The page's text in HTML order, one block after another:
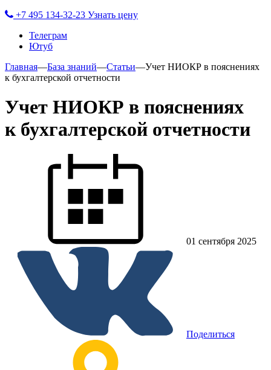
+7 495 134-32-23 Узнать цену
Телеграм
Ютуб
Главная—База знаний—Статьи—Учет НИОКР в пояснениях
к бухгалтерской отчетности
Учет НИОКР в пояснениях
к бухгалтерской отчетности
01 сентября 2025
Поделиться